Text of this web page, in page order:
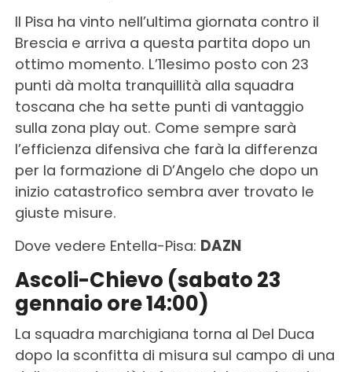
Il Pisa ha vinto nell’ultima giornata contro il
Brescia e arriva a questa partita dopo un
ottimo momento. L’11esimo posto con 23
punti dà molta tranquillità alla squadra
toscana che ha sette punti di vantaggio
sulla zona play out. Come sempre sarà
l’efficienza difensiva che farà la differenza
per la formazione di D’Angelo che dopo un
inizio catastrofico sembra aver trovato le
giuste misure.
Dove vedere Entella-Pisa: DAZN
Ascoli-Chievo (sabato 23
gennaio ore 14:00)
La squadra marchigiana torna al Del Duca
dopo la sconfitta di misura sul campo di una